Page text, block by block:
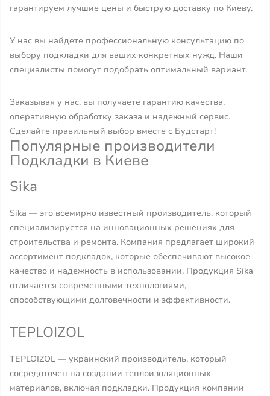
гарантируем лучшие цены и быструю доставку по Киеву.
У нас вы найдете профессиональную консультацию по
выбору подкладки для ваших конкретных нужд. Наши
специалисты помогут подобрать оптимальный вариант.
Заказывая у нас, вы получаете гарантию качества,
оперативную обработку заказа и надежный сервис.
Сделайте правильный выбор вместе с Будстарт!
Популярные производители
Подкладки в Киеве
Sika
Sika — это всемирно известный производитель, который
специализируется на инновационных решениях для
строительства и ремонта. Компания предлагает широкий
ассортимент подкладок, которые обеспечивают высокое
качество и надежность в использовании. Продукция Sika
отличается современными технологиями,
способствующими долговечности и эффективности.
TEPLOIZOL
TEPLOIZOL — украинский производитель, который
сосредоточен на создании теплоизоляционных
материалов, включая подкладки. Продукция компании